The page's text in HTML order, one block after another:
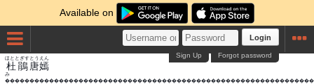
Available on
Login
Forgot password
Sign Up
杜鵑
ほととぎす
唐
とう
嫣
えん